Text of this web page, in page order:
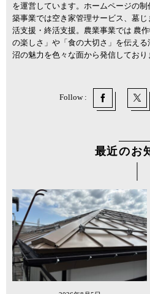
を運営しています。ホームページの
築事業では空き家管理サービス、墓
活支援・終活支援。農業事業では 農
の楽しさ」や「食の大切さ」を伝え
沼の魅力を色々な面から発信しており
Follow :
最近のお